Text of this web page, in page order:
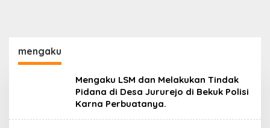
mengaku
Mengaku LSM dan Melakukan Tindak
Pidana di Desa Jururejo di Bekuk Polisi
Karna Perbuatanya.